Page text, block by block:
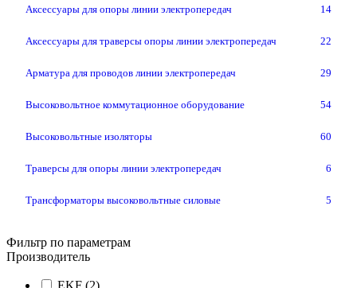
Аксессуары для опоры линии электропередач 14
Аксессуары для траверсы опоры линии электропередач 22
Арматура для проводов линии электропередач 29
Высоковольтное коммутационное оборудование 54
Высоковольтные изоляторы 60
Траверсы для опоры линии электропередач 6
Трансформаторы высоковольтные силовые 5
Фильтр по параметрам
Производитель
EKF (2)